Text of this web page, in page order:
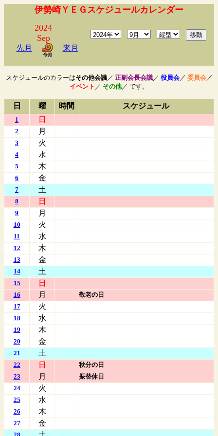
伊勢崎ＹＥＧスケジュールカレンダー
2024
Sep
先月 来月
スケジュールのカラーはその他会議／ 正副会長会議／ 役員会／ 委員会／
イベント ／ その他／ です。
日 曜 時間 スケジュール
1 日
2 月
3 火
4 水
5 木
6 金
7 土
8 日
9 月
10 火
11 水
12 木
13 金
14 土
15 日
16 月
敬老の日
17
火
18 水
19 木
20 金
21 土
22 日
秋分の日
23
月
振替休日
24
火
25 水
26 木
27 金